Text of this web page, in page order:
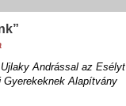
Andrással az Esélyt
Gyerekeknek Alapítvány